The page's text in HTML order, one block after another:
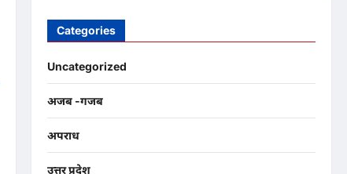
Categories
Uncategorized
अजब -गजब
अपराध
उत्तर प्रदेश